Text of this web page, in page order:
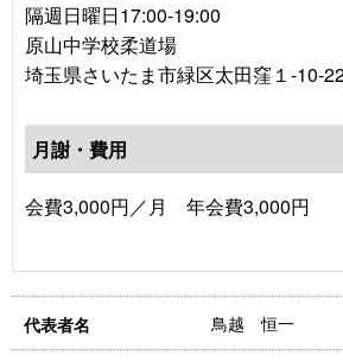
隔週日曜日17:00-19:00
原山中学校柔道場
埼玉県さいたま市緑区太田窪１-10-
月謝・費用
会費3,000円／月 年会費3,000円
代表者名 鳥越 恒一